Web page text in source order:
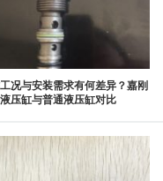
况与安装需求有何差异？嘉刚
压缸与普通液压缸对比